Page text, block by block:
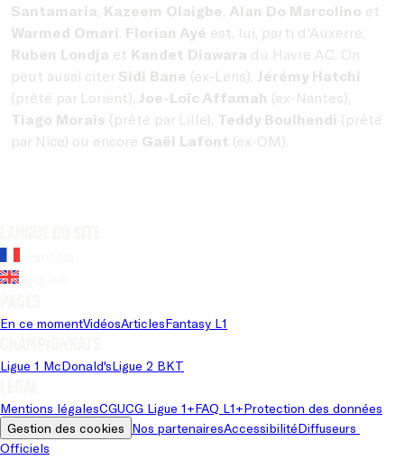
Santamaria, Kazeem Olaigbe, Alan Do Marcolino et
Warmed Omari. Florian Ayé est, lui, parti d'Auxerre,
Ruben Londja et Kandet Diawara du Havre AC. On
peut aussi citer Sidi Bane (ex-Lens), Jérémy Hatchi
(prêté par Lorient), Joe-Loïc Affamah (ex-Nantes),
Tiago Morais (prêté par Lille), Teddy Boulhendi (prêté
par Nice) ou encore Gaël Lafont (ex-OM).
En ce momentVidéosArticlesFantasy L1
Ligue 1 McDonald'sLigue 2 BKT
Mentions légalesCGUCG Ligue 1+FAQ L1+Protection des données
Gestion des cookies Nos partenairesAccessibilitéDiffuseurs
Officiels